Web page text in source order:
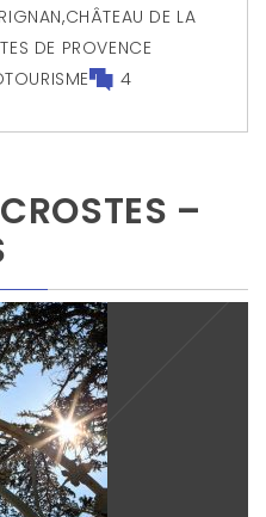
,CHÂTEAU DE LA
DE PROVENCE
4
–